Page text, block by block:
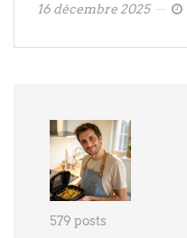
16 décembre 2025
579 posts